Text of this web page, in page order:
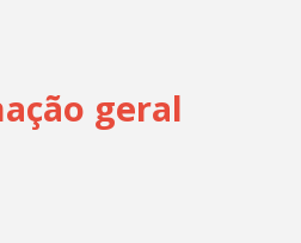
Ajuda geral